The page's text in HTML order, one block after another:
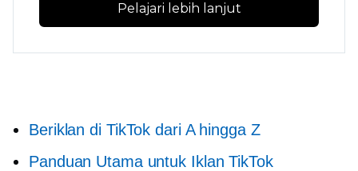
Pelajari lebih lanjut
Beriklan di TikTok dari A hingga Z
Panduan Utama untuk Iklan TikTok